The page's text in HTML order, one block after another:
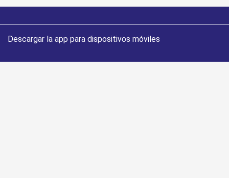
Descargar la app para dispositivos móviles